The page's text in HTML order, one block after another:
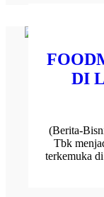
DI
(Berita-
Tbk
terkemuka